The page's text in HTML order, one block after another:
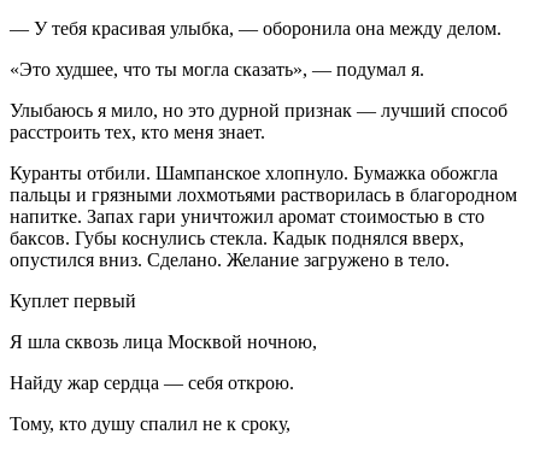
— У тебя красивая улыбка, — оборонила она между делом.
«Это худшее, что ты могла сказать», — подумал я.
Улыбаюсь я мило, но это дурной признак — лучший способ
расстроить тех, кто меня знает.
Куранты отбили. Шампанское хлопнуло. Бумажка обожгла
пальцы и грязными лохмотьями растворилась в благородном
напитке. Запах гари уничтожил аромат стоимостью в сто
баксов. Губы коснулись стекла. Кадык поднялся вверх,
опустился вниз. Сделано. Желание загружено в тело.
Куплет первый
Я шла сквозь лица Москвой ночною,
Найду жар сердца — себя открою.
Тому, кто душу спалил не к сроку,